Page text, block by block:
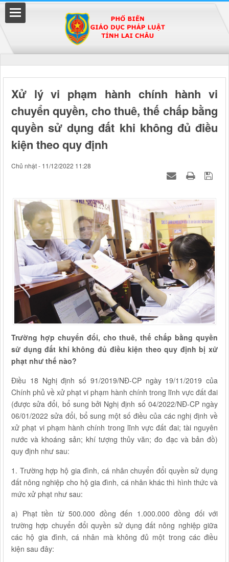
Xử lý vi phạm hành chính hành vi
chuyển quyền, cho thuê, thế chấp bằng
quyền sử dụng đất khi không đủ điều
kiện theo quy định
Chủ nhật - 11/12/2022 11:28
Trường hợp chuyển đổi, cho thuê, thế chấp bằng quyền
sử dụng đất khi không đủ điều kiện theo quy định bị xử
phạt như thế nào?
Điều 18 Nghị định số 91/2019/NĐ-CP ngày 19/11/2019 của
Chính phủ về xử phạt vi phạm hành chính trong lĩnh vực đất đai
(được sửa đổi, bổ sung bởi Nghị định số 04/2022/NĐ-CP ngày
06/01/2022 sửa đổi, bổ sung một số điều của các nghị định về
xử phạt vi phạm hành chính trong lĩnh vực đất đai; tài nguyên
nước và khoáng sản; khí tượng thủy văn; đo đạc và bản đồ)
quy định như sau:
1. Trường hợp hộ gia đình, cá nhân chuyển đổi quyền sử dụng
đất nông nghiệp cho hộ gia đình, cá nhân khác thì hình thức và
mức xử phạt như sau:
a) Phạt tiền từ 500.000 đồng đến 1.000.000 đồng đối với
trường hợp chuyển đổi quyền sử dụng đất nông nghiệp giữa
các hộ gia đình, cá nhân mà không đủ một trong các điều
kiện sau đây:
Đã kết nối EMC